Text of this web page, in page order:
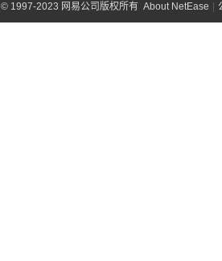
©1997-2023 网易公司版权所有 About NetEase